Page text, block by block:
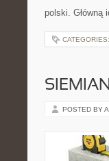
polski.
CATEGORIES:
POSTED BY